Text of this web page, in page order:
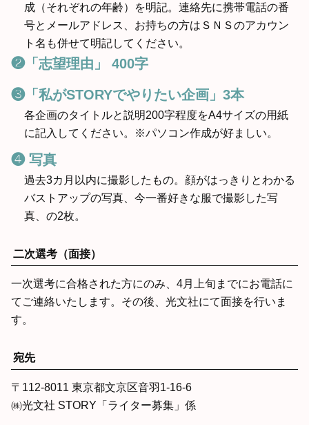
成（それぞれの年齢）を明記。連絡先に携帯電話の番
号とメールアドレス、お持ちの方はＳＮＳのアカウン
ト名も併せて明記してください。
❷「志望理由」 400字
❸「私がSTORYでやりたい企画」3本
各企画のタイトルと説明200字程度をA4サイズの用紙
に記入してください。※パソコン作成が好ましい。
❹ 写真
過去3カ月以内に撮影したもの。顔がはっきりとわかる
バストアップの写真、今一番好きな服で撮影した写
真、の2枚。
二次選考（面接）
一次選考に合格された方にのみ、4月上旬までにお電話に
てご連絡いたします。その後、光文社にて面接を行いま
す。
宛先
〒112-8011 東京都文京区音羽1-16-6
㈱光文社 STORY「ライター募集」係